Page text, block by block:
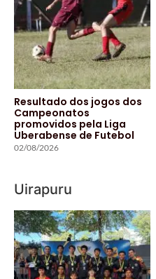
Resultado dos jogos dos
Campeonatos
promovidos pela Liga
Uberabense de Futebol
02/08/2026
Uirapuru